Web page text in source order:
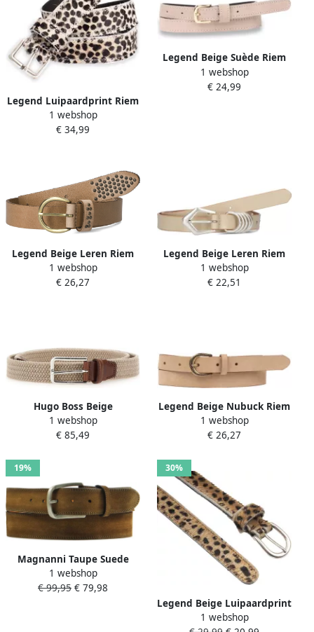
Legend Luipaardprint Riem
Multicolor Dames
1 webshop
€ 34,99
Legend Beige Suède Riem
met Gouden Gesp Beige
Dames
1 webshop
€ 24,99
Legend Beige Leren Riem
met Gouden Gesp Beige
Dames
1 webshop
€ 26,27
Legend Beige Leren Riem
met Gouden Gesp Beige
Dames
1 webshop
€ 22,51
Hugo Boss Beige
Gevlochten Clorio Riem
Beige Heren
1 webshop
€ 85,49
Legend Beige Nubuck Riem
met Gouden Gesp Beige
Dames
1 webshop
€ 26,27
19%
Magnanni Taupe Suede
Heren Riem 75202 Beige
Heren
1 webshop
€ 99,95 € 79,98
30%
Legend Beige Luipaardprint
Ponyhair Riem Beige Dames
1 webshop